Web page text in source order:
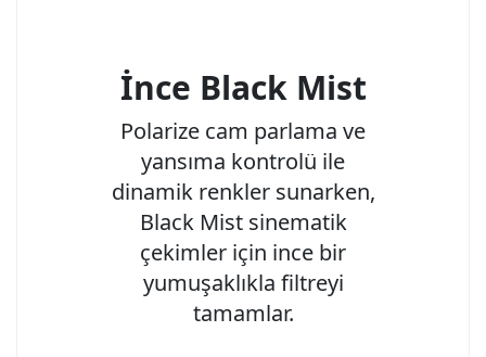
İnce Black Mist
Polarize cam parlama ve
yansıma kontrolü ile
dinamik renkler sunarken,
Black Mist sinematik
çekimler için ince bir
yumuşaklıkla filtreyi
tamamlar.